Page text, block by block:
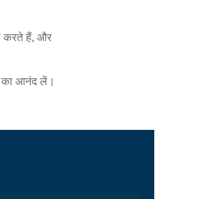
करते हैं, और
का आनंद लें।